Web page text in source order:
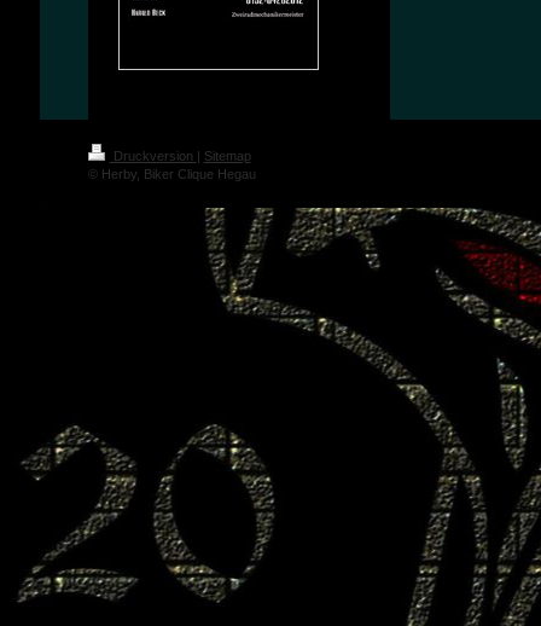
Druckversion | Sitemap
© Herby, Biker Clique Hegau